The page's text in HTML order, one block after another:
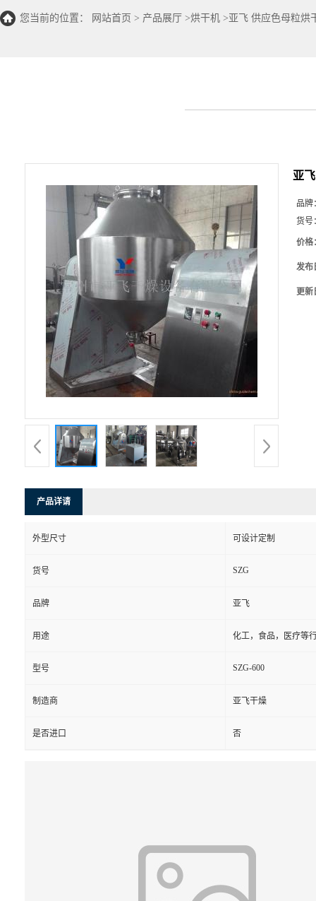
您当前的位置： 网站首页 > 产品展厅 >烘干机 >亚飞 供应色母粒烘
亚
品牌
货号
价格
发布
更新
产品详请
外型尺寸 可设计定制
货号 SZG
品牌 亚飞
用途 化工，食品，医疗等
型号 SZG-600
制造商 亚飞干燥
是否进口 否